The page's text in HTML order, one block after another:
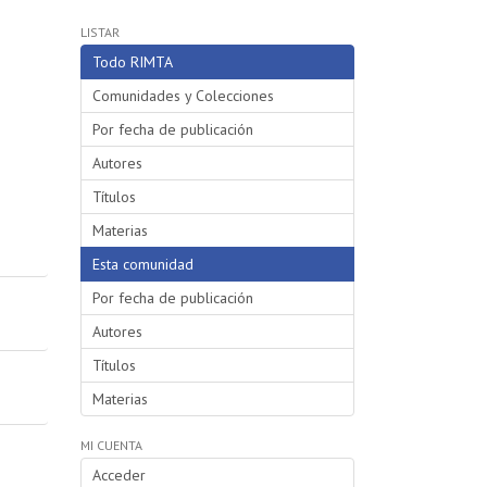
LISTAR
Todo RIMTA
Comunidades y Colecciones
Por fecha de publicación
Autores
Títulos
Materias
Esta comunidad
Por fecha de publicación
Autores
Títulos
Materias
MI CUENTA
Acceder